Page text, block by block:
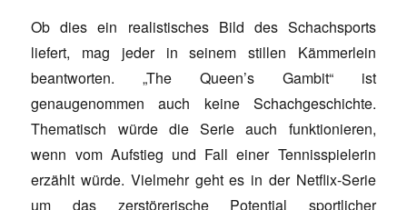
Ob dies ein realistisches Bild des Schachsports
liefert, mag jeder in seinem stillen Kämmerlein
beantworten. „The Queen’s Gambit“ ist
genaugenommen auch keine Schachgeschichte.
Thematisch würde die Serie auch funktionieren,
wenn vom Aufstieg und Fall einer Tennisspielerin
erzählt würde. Vielmehr geht es in der Netflix-Serie
um das zerstörerische Potential sportlicher